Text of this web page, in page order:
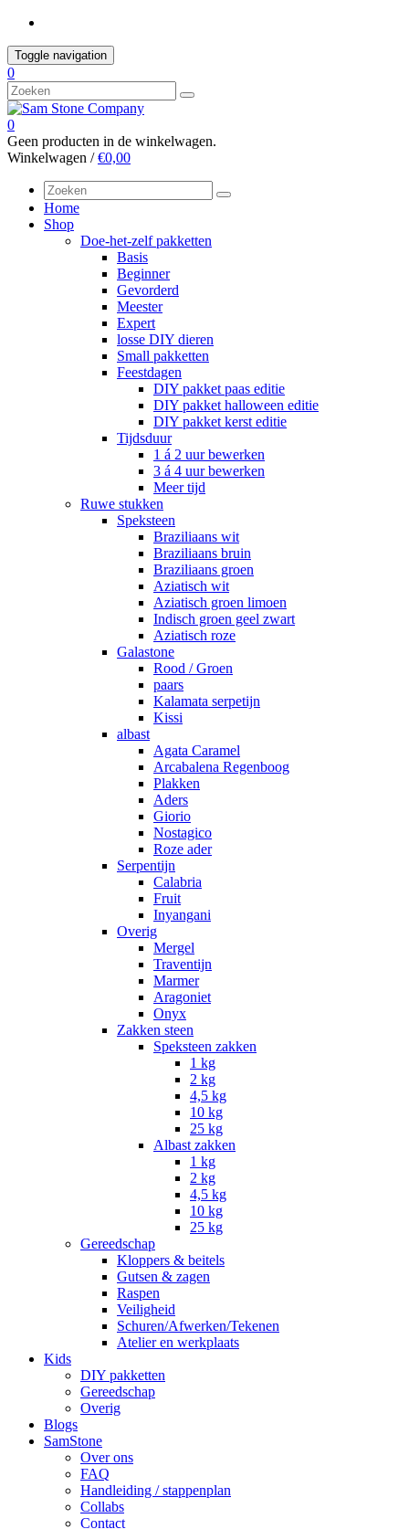
Skip
content
Toggle navigation
0
0
Geen producten in de winkelwagen.
Winkelwagen /€0,00
Home
Shop
Doe-het-zelf pakketten
Basis
Beginner
Gevorderd
Meester
Expert
losse DIY dieren
Small pakketten
Feestdagen
DIY pakket paas editie
DIY pakket halloween editie
DIY pakket kerst editie
Tijdsduur
1 á 2 uur bewerken
3 á 4 uur bewerken
Meer tijd
Ruwe stukken
Speksteen
Braziliaans wit
Braziliaans bruin
Braziliaans groen
Aziatisch wit
Aziatisch groen limoen
Indisch groen geel zwart
Aziatisch roze
Galastone
Rood / Groen
paars
Kalamata serpetijn
Kissi
albast
Agata Caramel
Arcabalena Regenboog
Plakken
Aders
Giorio
Nostagico
Roze ader
Serpentijn
Calabria
Fruit
Inyangani
Overig
Mergel
Traventijn
Marmer
Aragoniet
Onyx
Zakken steen
Speksteen zakken
1 kg
2 kg
4,5 kg
10 kg
25 kg
Albast zakken
1 kg
2 kg
4,5 kg
10 kg
25 kg
Gereedschap
Kloppers & beitels
Gutsen & zagen
Raspen
Veiligheid
Schuren/Afwerken/Tekenen
Atelier en werkplaats
Kids
DIY pakketten
Gereedschap
Overig
Blogs
SamStone
Over ons
FAQ
Handleiding / stappenplan
Collabs
Contact